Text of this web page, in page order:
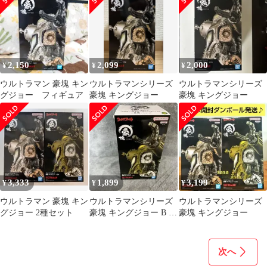
¥2,150
ウルトラマン 豪塊 キン
グジョー フィギュア
¥ 2,099
ウルトラマンシリーズ
豪塊 キングジョー
¥2,000
ウルトラマンシリーズ
豪塊 キングジョー
¥3,333
ウルトラマン 豪塊 キン
グジョー 2種セット
¥ 1,899
ウルトラマンシリーズ
豪塊 キングジョー B マ
¥3,199
ウルトラマンシリーズ
豪塊 キングジョー
次へ